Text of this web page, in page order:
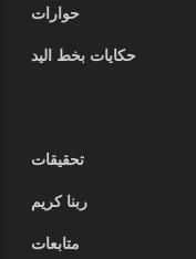
حوارات
حكايات بخط اليد
تحقيقات
ربنا كريم
متابعات